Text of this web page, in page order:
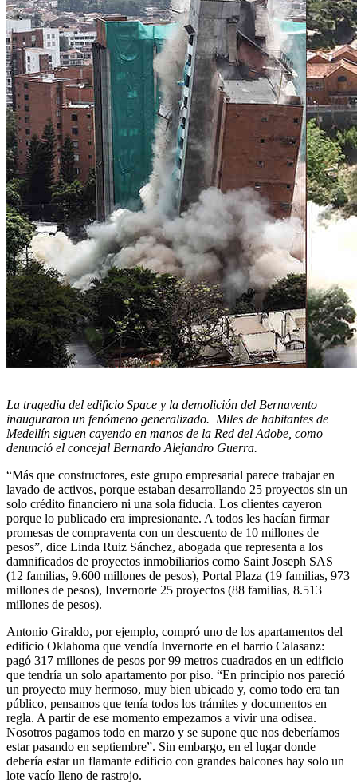
La tragedia del edificio Space y la demolición del Bernavento
inauguraron un fenómeno generalizado. Miles de habitantes de
Medellín siguen cayendo en manos de la Red del Adobe, como
denunció el concejal Bernardo Alejandro Guerra.
“Más que constructores, este grupo empresarial parece trabajar en
lavado de activos, porque estaban desarrollando 25 proyectos sin un
solo crédito financiero ni una sola fiducia. Los clientes cayeron
porque lo publicado era impresionante. A todos les hacían firmar
promesas de compraventa con un descuento de 10 millones de
pesos”, dice Linda Ruiz Sánchez, abogada que representa a los
damnificados de proyectos inmobiliarios como Saint Joseph SAS
(12 familias, 9.600 millones de pesos), Portal Plaza (19 familias, 973
millones de pesos), Invernorte 25 proyectos (88 familias, 8.513
millones de pesos).
Antonio Giraldo, por ejemplo, compró uno de los apartamentos del
edificio Oklahoma que vendía Invernorte en el barrio Calasanz:
pagó 317 millones de pesos por 99 metros cuadrados en un edificio
que tendría un solo apartamento por piso. “En principio nos pareció
un proyecto muy hermoso, muy bien ubicado y, como todo era tan
público, pensamos que tenía todos los trámites y documentos en
regla. A partir de ese momento empezamos a vivir una odisea.
Nosotros pagamos todo en marzo y se supone que nos deberíamos
estar pasando en septiembre”. Sin embargo, en el lugar donde
debería estar un flamante edificio con grandes balcones hay solo un
lote vacío lleno de rastrojo.